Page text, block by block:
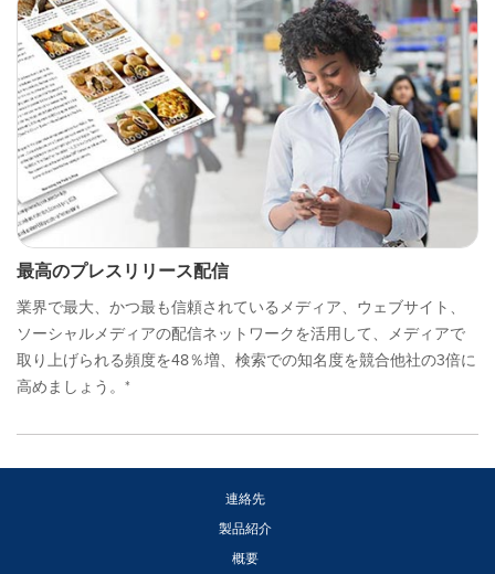
最高のプレスリリース配信
業界で最大、かつ最も信頼されているメディア、ウェブサイト、
ソーシャルメディアの配信ネットワークを活用して、メディアで
取り上げられる頻度を48％増、検索での知名度を競合他社の3倍に
高めましょう。*
連絡先
製品紹介
概要